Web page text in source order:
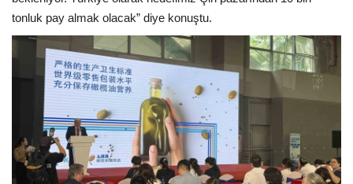
tonluk pay almak olacak” diye konuştu.